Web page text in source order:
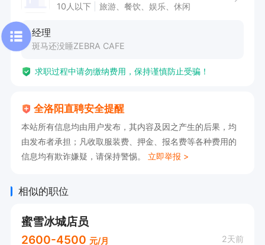
10人以下 旅游、餐饮、娱乐、休闲
经理
斑马还没睡ZEBRA CAFE
求职过程中请勿缴纳费用，保持谨慎防止受骗！
全洛阳直聘安全提醒
本站所有信息均由用户发布，其内容及因之产生的后果，均
由发布者承担；凡收取服装费、押金、报名费等各种费用的
信息均有欺诈嫌疑，请保持警惕。 立即举报 >
相似的职位
蜜雪冰城店员
2600-4500 元/月 2天前